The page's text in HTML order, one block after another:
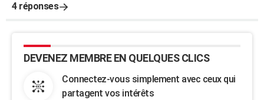
4 réponses
DEVENEZ MEMBRE EN QUELQUES CLICS
Connectez-vous simplement avec ceux qui
partagent vos intérêts